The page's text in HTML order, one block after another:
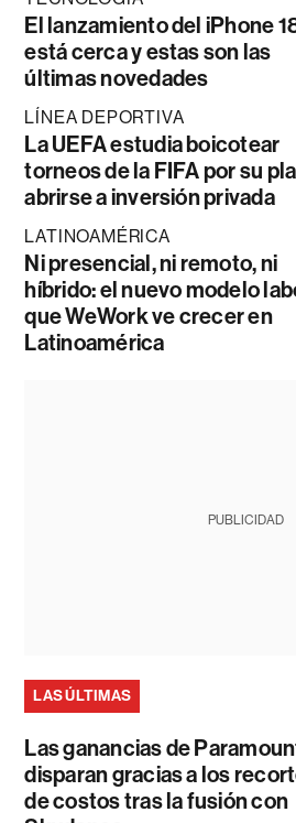
El lanzamiento del iPhone
está cerca y estas son las
últimas novedades
LÍNEA DEPORTIVA
La UEFA estudia boicotear
torneos de la FIFA por su
abrirse a inversión privada
LATINOAMÉRICA
Ni presencial, ni remoto, ni
híbrido: el nuevo modelo
que WeWork ve crecer en
Latinoamérica
PUBLICIDAD
LAS ÚLTIMAS
Las ganancias de
disparan gracias a los
de costos tras la fusión con